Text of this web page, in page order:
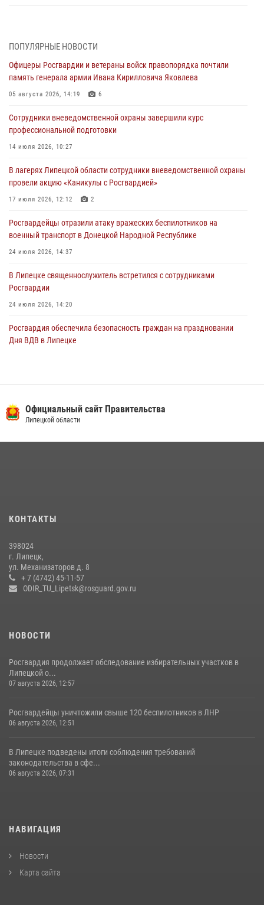
04 августа 2026, 09:05
Росгвардия обеспечила безопасность граждан на праздновании
Дня ВДВ в Липецке
03 августа 2026, 13:43
Росгвардейцы обеспечили безопасность граждан в День Лев-
Толстовского района
03 августа 2026, 13:41
Росгвардия противодействует БПЛА ВСУ на южном направлении
(видео)
03 августа 2026, 13:39
ПОПУЛЯРНЫЕ НОВОСТИ
Офицеры Росгвардии и ветераны войск правопорядка почтили
память генерала армии Ивана Кирилловича Яковлева
05 августа 2026, 14:19 6
Сотрудники вневедомственной охраны завершили курс
профессиональной подготовки
14 июля 2026, 10:27
В лагерях Липецкой области сотрудники вневедомственной охраны
провели акцию «Каникулы с Росгвардией»
17 июля 2026, 12:12 2
Росгвардейцы отразили атаку вражеских беспилотников на
военный транспорт в Донецкой Народной Республике
24 июля 2026, 14:37
В Липецке священнослужитель встретился с сотрудниками
Росгвардии
24 июля 2026, 14:20
Росгвардия обеспечила безопасность граждан на праздновании
Дня ВДВ в Липецке
28 июля 2026, 14:38 4
20 июля 2026, 12:22
Липецке
17 июля 2026, 12:26 5
Официальный сайт Правительства
Липецкой области
КОНТАКТЫ
398024
г. Липецк,
ул. Механизаторов д. 8
+ 7 (4742) 45-11-57
ODIR_TU_Lipetsk@rosguard.gov.ru
НОВОСТИ
Росгвардия продолжает обследование избирательных участков в
Липецкой о...
07 августа 2026, 12:57
Росгвардейцы уничтожили свыше 120 беспилотников в ЛНР
06 августа 2026, 12:51
В Липецке подведены итоги соблюдения требований
законодательства в сфе...
06 августа 2026, 07:31
НАВИГАЦИЯ
Новости
Карта сайта